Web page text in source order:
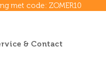
met code: ZOMER10
& Contact